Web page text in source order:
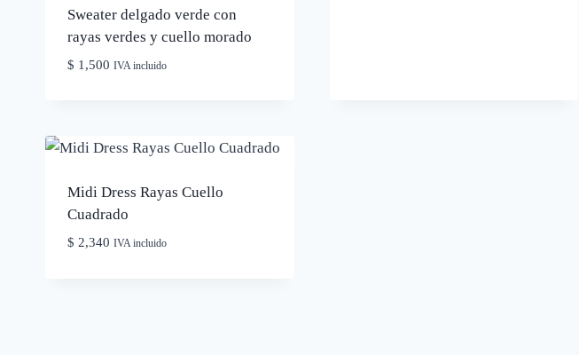
Sweater delgado verde con
rayas verdes y cuello morado
$ 1,500 IVA incluido
Midi Dress Rayas Cuello
Cuadrado
$ 2,340 IVA incluido